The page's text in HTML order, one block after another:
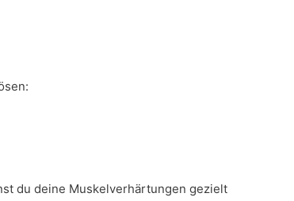
du deine Muskelverhärtungen gezielt